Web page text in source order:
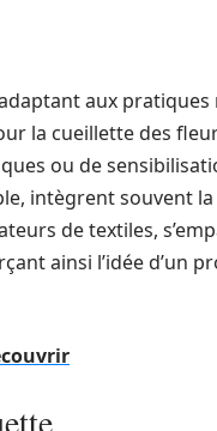
aux pratiques
la cueillette des
ou de
intègrent souvent la
de textiles,
ainsi l’idée d’un